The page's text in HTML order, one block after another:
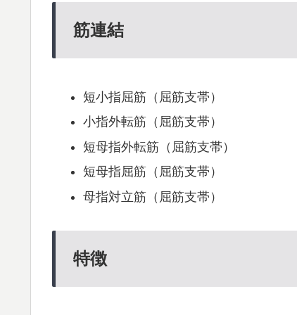
筋連結
短小指屈筋（屈筋支帯）
小指外転筋（屈筋支帯）
短母指外転筋（屈筋支帯）
短母指屈筋（屈筋支帯）
母指対立筋（屈筋支帯）
特徴